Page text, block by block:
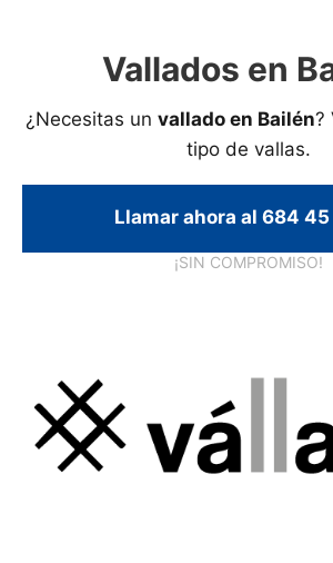
Vallados en
¿Necesitas un vallado en Bailén?
tipo de vallas.
Llamar ahora al 684 45
¡SIN COMPROMISO!